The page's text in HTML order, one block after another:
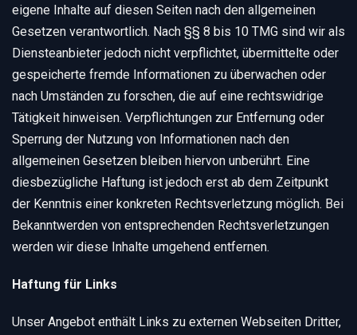
eigene Inhalte auf diesen Seiten nach den allgemeinen
Gesetzen verantwortlich. Nach §§ 8 bis 10 TMG sind wir als
Diensteanbieter jedoch nicht verpflichtet, übermittelte oder
gespeicherte fremde Informationen zu überwachen oder
nach Umständen zu forschen, die auf eine rechtswidrige
Tätigkeit hinweisen. Verpflichtungen zur Entfernung oder
Sperrung der Nutzung von Informationen nach den
allgemeinen Gesetzen bleiben hiervon unberührt. Eine
diesbezügliche Haftung ist jedoch erst ab dem Zeitpunkt
der Kenntnis einer konkreten Rechtsverletzung möglich. Bei
Bekanntwerden von entsprechenden Rechtsverletzungen
werden wir diese Inhalte umgehend entfernen.
Haftung für Links
Unser Angebot enthält Links zu externen Webseiten Dritter,